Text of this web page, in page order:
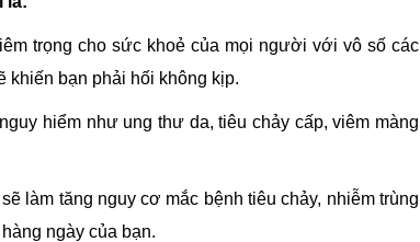
trọng cho sức khoẻ của mọi người với vô số các
bạn phải hối không kịp.
hiểm như ung thư da, tiêu chảy cấp, viêm màng
làm tăng nguy cơ mắc bệnh tiêu chảy, nhiễm trùng
ngày của bạn.